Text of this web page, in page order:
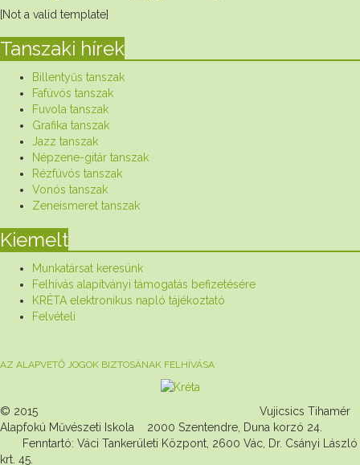
[Not a valid template]
Tanszaki hírek
Billentyűs tanszak
Fafúvós tanszak
Fuvola tanszak
Grafika tanszak
Jazz tanszak
Népzene-gitár tanszak
Rézfúvós tanszak
Vonós tanszak
Zeneismeret tanszak
Kiemelt
Munkatársat keresünk
Felhívás alapítványi támogatás befizetésére
KRÉTA elektronikus napló tájékoztató
Felvételi
AZ ALAPVETŐ JOGOK BIZTOSÁNAK FELHÍVÁSA
© 2015 Vujicsics Tihamér
Alapfokú Művészeti Iskola 2000 Szentendre, Duna korzó 24.
Fenntartó: Váci Tankerületi Központ, 2600 Vác, Dr. Csányi László
krt. 45.